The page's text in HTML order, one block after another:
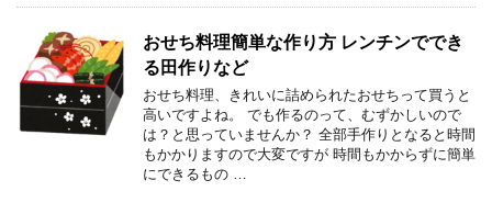
おせち料理簡単な作り方 レンチンででき
る田作りなど
おせち料理、きれいに詰められたおせちって買うと
高いですよね。 でも作るのって、むずかしいので
は？と思っていませんか？ 全部手作りとなると時間
もかかりますので大変ですが 時間もかからずに簡単
にできるもの …